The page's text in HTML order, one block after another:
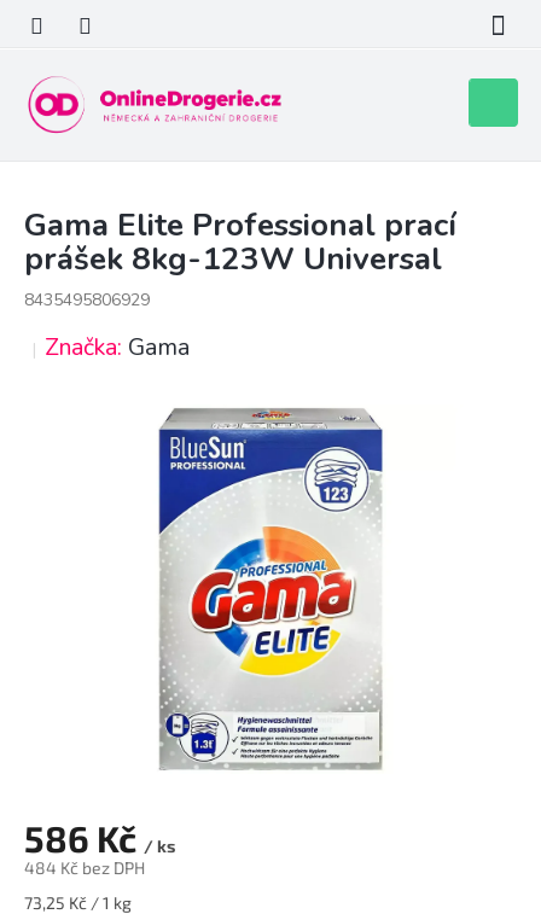
obsah
košík
Gama Elite Professional prací
prášek 8kg-123W Universal
8435495806929
Značka: Gama
586 Kč / ks
484 Kč bez DPH
Měrná
73,25 Kč / 1 kg